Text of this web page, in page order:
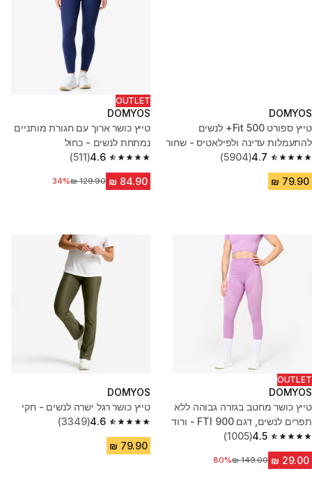
DOMYOS
טייץ ספורט 500 Fit+ לנשים
להתעמלות עדינה ולפילאטיס - שחור
4.7
4.7 out of 5 stars from 5904 reviews
(5904)
OUTLET
DOMYOS
טייץ כושר ארוך עם חגורת מותניים
נמתחת לנשים - כחול
4.6
4.6 out of 5 stars from 511 reviews
(511)
מחיר לפני הנחה‏129.90 ₪
34%
OUTLET
DOMYOS
טייץ כושר מחטב בגזרה גבוהה ללא
תפרים לנשים, דגם FTI 900 - ורוד
4.5
4.5 out of 5 stars from 1005 reviews
(1005)
מחיר לפני הנחה‏149.00 ₪
80%
DOMYOS
טייץ כושר רגל ישרה לנשים - חקי
4.6
4.6 out of 5 stars from 3349 reviews
(3349)